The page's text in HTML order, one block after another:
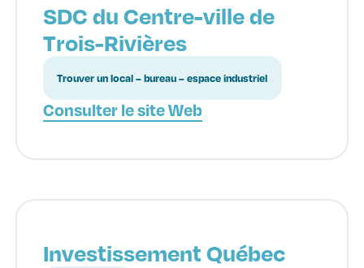
SDC du Centre-ville de
Trois-Rivières
Trouver un local – bureau – espace industriel
Consulter le site Web
Investissement Québec